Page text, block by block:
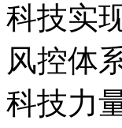
科技实
风控体
科技力